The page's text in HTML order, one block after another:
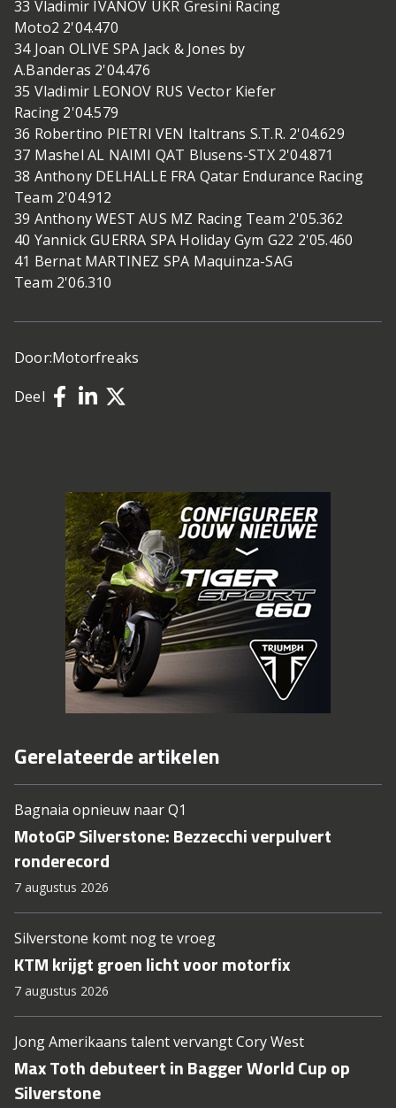
33 Vladimir IVANOV UKR Gresini Racing
Moto2 2'04.470
34 Joan OLIVE SPA Jack & Jones by
A.Banderas 2'04.476
35 Vladimir LEONOV RUS Vector Kiefer
Racing 2'04.579
36 Robertino PIETRI VEN Italtrans S.T.R. 2'04.629
37 Mashel AL NAIMI QAT Blusens-STX 2'04.871
38 Anthony DELHALLE FRA Qatar Endurance Racing
Team 2'04.912
39 Anthony WEST AUS MZ Racing Team 2'05.362
40 Yannick GUERRA SPA Holiday Gym G22 2'05.460
41 Bernat MARTINEZ SPA Maquinza-SAG
Team 2'06.310
Door:Motorfreaks
Deel
Gerelateerde artikelen
Bagnaia opnieuw naar Q1
MotoGP Silverstone: Bezzecchi verpulvert
ronderecord
7 augustus 2026
Silverstone komt nog te vroeg
KTM krijgt groen licht voor motorfix
7 augustus 2026
Jong Amerikaans talent vervangt Cory West
Max Toth debuteert in Bagger World Cup op
Silverstone